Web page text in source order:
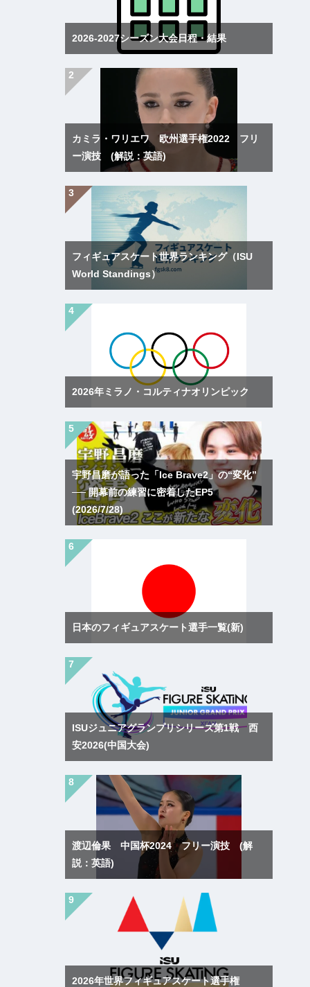
2026-2027シーズン大会日程・結果
カミラ・ワリエワ 欧州選手権2022 フリ
ー演技 (解説：英語)
フィギュアスケート世界ランキング（ISU
World Standings）
2026年ミラノ・コルティナオリンピック
宇野昌磨が語った「Ice Brave2」の“変化”
── 開幕前の練習に密着したEP5
(2026/7/28)
日本のフィギュアスケート選手一覧(新)
ISUジュニアグランプリシリーズ第1戦 西
安2026(中国大会)
渡辺倫果 中国杯2024 フリー演技 (解
説：英語)
2026年世界フィギュアスケート選手権